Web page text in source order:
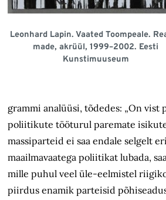
Leonhard Lapin. Vaated Toompeale.
made, akrüül, 1999–2002. Eesti
Kunstimuuseum
grammi analüüsi, tõdedes: „On vist
poliitikute tööturul paremate
massiparteid ei saa endale selgelt
maailmavaatega poliitikat lubada,
mille puhul veel üle-eelmistel
piirdus enamik parteisid